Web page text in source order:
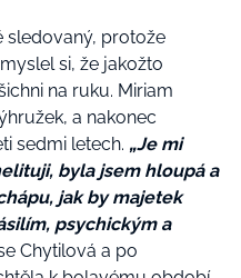
sledovaný, protože
si, že jakožto
na ruku. Miriam
a nakonec
sedmi letech. „Je mi
byla jsem hloupá a
jak by majetek
psychickým a
Chytilová a po